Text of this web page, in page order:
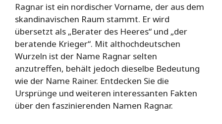
Ragnar ist ein nordischer Vorname, der aus dem
skandinavischen Raum stammt. Er wird
übersetzt als „Berater des Heeres“ und „der
beratende Krieger“. Mit althochdeutschen
Wurzeln ist der Name Ragnar selten
anzutreffen, behält jedoch dieselbe Bedeutung
wie der Name Rainer. Entdecken Sie die
Ursprünge und weiteren interessanten Fakten
über den faszinierenden Namen Ragnar.